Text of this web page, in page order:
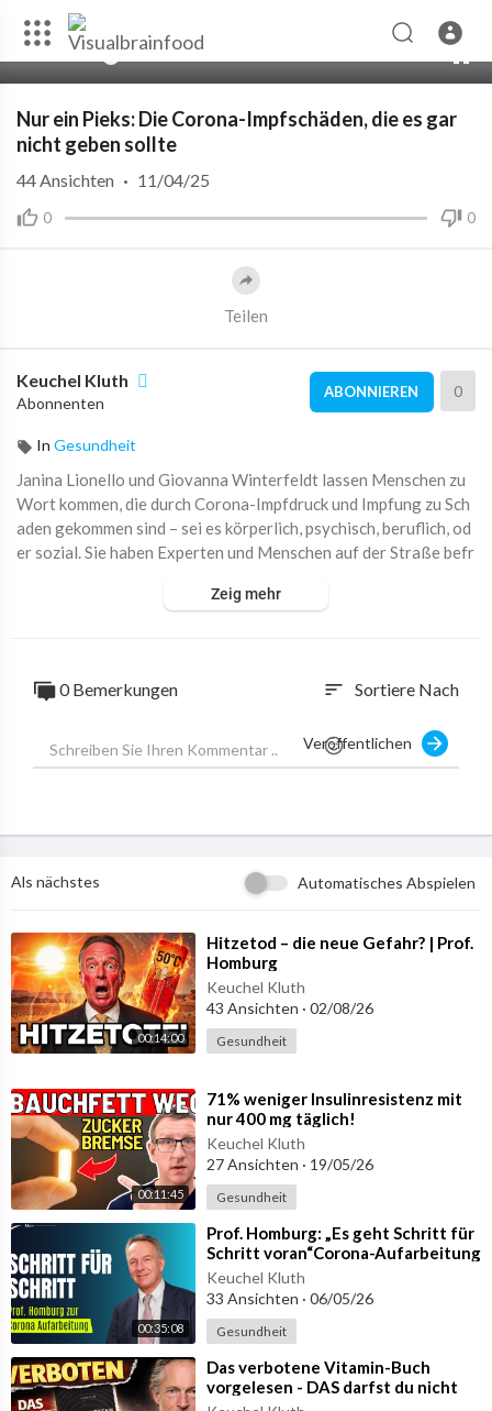
Nur ein Pieks: Die Corona-Impfschäden, die es gar
nicht geben sollte
0 0
44Ansichten · 11/04/25
Teilen
Keuchel Kluth
Abonnenten
ABONNIEREN 0
In Gesundheit
Janina Lionello und Giovanna Winterfeldt lassen Menschen zu
Wort kommen, die durch Corona-Impfdruck und Impfung zu Sch
aden gekommen sind – sei es körperlich, psychisch, beruflich, od
er sozial. Sie haben Experten und Menschen auf der Straße befr
mmen, die dafür verantwortlich sind, dass Menschen ausgegren
and bewegt, gibts aufwww.nius.de!
📢 𝗡𝗜𝗨𝗦, 𝗱𝗶𝗲 𝗦𝘁𝗶𝗺𝗺𝗲 𝗱𝗲𝗿 𝗠𝗲𝗵𝗿𝗵𝗲𝗶𝘁
Jetzt abonnieren & die Glocke aktivieren 🔔
Facebook:https://www.facebook.com/stimmedermehrheit/
Instagram: https://www.instagram.com/nius.de
#nius #stimmedermehrheit#doku
Zeig mehr
0 Bemerkungen sort Sortiere Nach
Veröffentlichen
Als nächstes Automatisches Abspielen
00:14:00
⁣Hitzetod – die neue Gefahr? | Prof.
Homburg
Keuchel Kluth
43 Ansichten · 02/08/26
Gesundheit
00:11:45
⁣71% weniger Insulinresistenz mit
nur 400 mg täglich!
Keuchel Kluth
27 Ansichten · 19/05/26
Gesundheit
00:35:08
⁣Prof. Homburg: „Es geht Schritt für
Schritt voran“Corona-Aufarbeitung
und WHO-Insiderhandel
Keuchel Kluth
33 Ansichten · 06/05/26
Gesundheit
⁣Das verbotene Vitamin-Buch
vorgelesen - DAS darfst du nicht